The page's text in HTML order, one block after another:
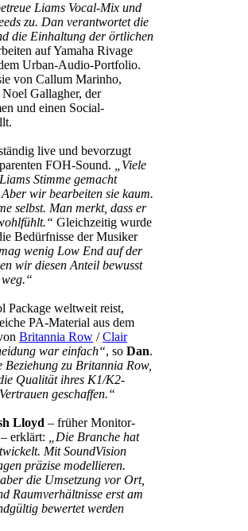
Liams Vocal-Mix und
zu. Dan verantwortet die
die Einhaltung der örtlichen
auf Yamaha Rivage
Urban-Audio-Portfolio.
von Callum Marinho,
Gallagher, der
und einen Social-
live und bevorzugt
FOH-Sound.
„Viele
Stimme gemacht
wir bearbeiten sie kaum.
selbst. Man merkt, dass er
Gleichzeitig wurde
Bedürfnisse der Musiker
wenig Low End auf der
wir diesen Anteil bewusst
Package weltweit reist,
PA-Material aus dem
Britannia Row /Clair
war einfach“, so Dan.
Beziehung zu Britannia Row,
Qualität ihres K1/K2-
geschaffen.“
Lloyd – früher Monitor-
erklärt:
„Die Branche hat
Mit SoundVision
präzise modellieren.
die Umsetzung vor Ort,
Raumverhältnisse erst am
bewertet werden